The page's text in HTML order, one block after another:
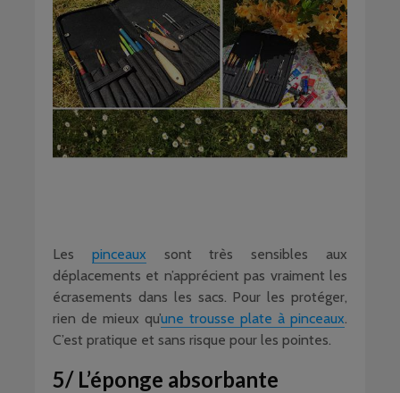
Les pinceaux sont très sensibles aux
déplacements et n’apprécient pas vraiment les
écrasements dans les sacs. Pour les protéger,
rien de mieux qu’une trousse plate à pinceaux.
C’est pratique et sans risque pour les pointes.
5/ L’éponge absorbante